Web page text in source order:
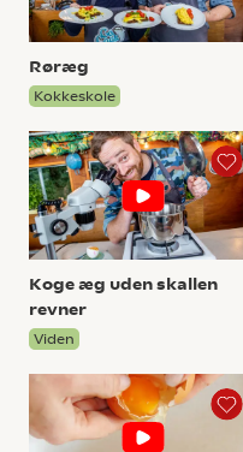
Røræg
Kokkeskole
Koge æg uden skallen
revner
Viden